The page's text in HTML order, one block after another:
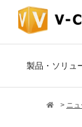
製品・ソリュ
ニ